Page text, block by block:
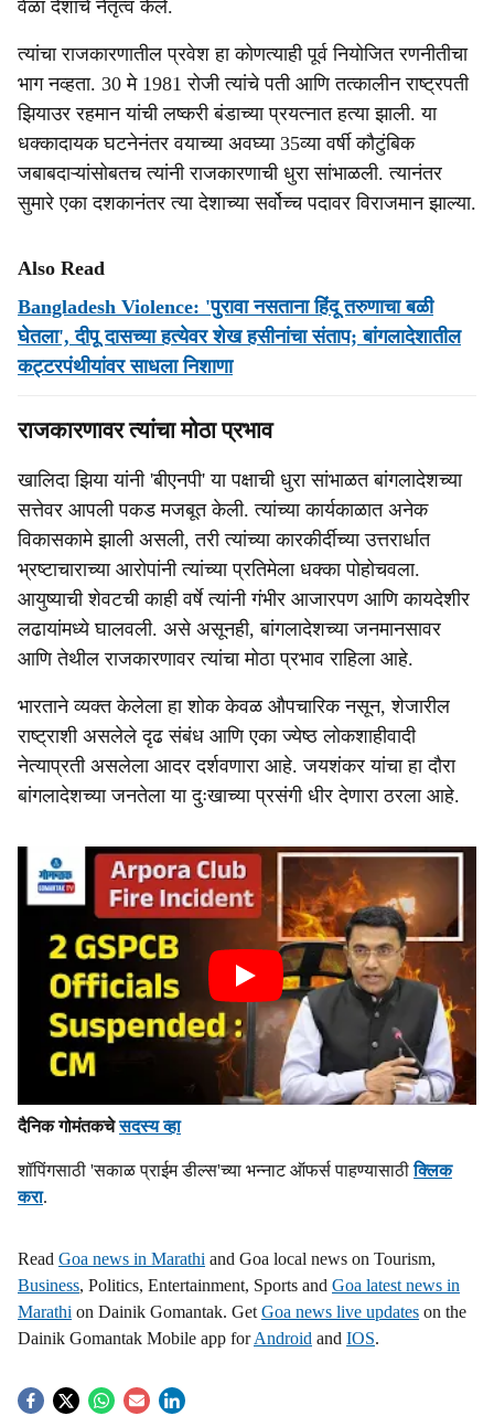
वेळा देशाचे नेतृत्व केले.
त्यांचा राजकारणातील प्रवेश हा कोणत्याही पूर्व नियोजित रणनीतीचा
भाग नव्हता. 30 मे 1981 रोजी त्यांचे पती आणि तत्कालीन राष्ट्रपती
झियाउर रहमान यांची लष्करी बंडाच्या प्रयत्नात हत्या झाली. या
धक्कादायक घटनेनंतर वयाच्या अवघ्या 35व्या वर्षी कौटुंबिक
जबाबदाऱ्यांसोबतच त्यांनी राजकारणाची धुरा सांभाळली. त्यानंतर
सुमारे एका दशकानंतर त्या देशाच्या सर्वोच्च पदावर विराजमान झाल्या.
Also Read
Bangladesh Violence: 'पुरावा नसताना हिंदू तरुणाचा बळी
घेतला', दीपू दासच्या हत्येवर शेख हसीनांचा संताप; बांगलादेशातील
कट्टरपंथीयांवर साधला निशाणा
राजकारणावर त्यांचा मोठा प्रभाव
खालिदा झिया यांनी 'बीएनपी' या पक्षाची धुरा सांभाळत बांगलादेशच्या
सत्तेवर आपली पकड मजबूत केली. त्यांच्या कार्यकाळात अनेक
विकासकामे झाली असली, तरी त्यांच्या कारकीर्दीच्या उत्तरार्धात
भ्रष्टाचाराच्या आरोपांनी त्यांच्या प्रतिमेला धक्का पोहोचवला.
आयुष्याची शेवटची काही वर्षे त्यांनी गंभीर आजारपण आणि कायदेशीर
लढायांमध्ये घालवली. असे असूनही, बांगलादेशच्या जनमानसावर
आणि तेथील राजकारणावर त्यांचा मोठा प्रभाव राहिला आहे.
भारताने व्यक्त केलेला हा शोक केवळ औपचारिक नसून, शेजारील
राष्ट्राशी असलेले दृढ संबंध आणि एका ज्येष्ठ लोकशाहीवादी
नेत्याप्रती असलेला आदर दर्शवणारा आहे. जयशंकर यांचा हा दौरा
बांगलादेशच्या जनतेला या दुःखाच्या प्रसंगी धीर देणारा ठरला आहे.
दैनिक गोमंतकचेसदस्य व्हा
शॉपिंगसाठी 'सकाळ प्राईम डील्स'च्या भन्नाट ऑफर्स पाहण्यासाठीक्लिक
करा.
Read Goa news in Marathi and Goa local news on Tourism,
Business, Politics, Entertainment, Sports and Goa latest news in
Marathi on Dainik Gomantak. Get Goa news live updates on the
Dainik Gomantak Mobile app forAndroid and IOS.